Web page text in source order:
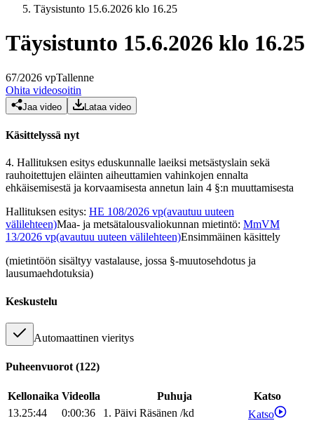
Täysistunto 15.6.2026 klo 16.25
Täysistunto 15.6.2026 klo 16.25
67/2026 vpTallenne
Ohita videosoitin
Jaa video Lataa video
Käsittelyssä nyt
4. Hallituksen esitys eduskunnalle laeiksi metsästyslain sekä
rauhoitettujen eläinten aiheuttamien vahinkojen ennalta
ehkäisemisestä ja korvaamisesta annetun lain 4 §:n muuttamisesta
Hallituksen esitys: HE 108/2026 vp(avautuu uuteen
välilehteen)Maa- ja metsätalousvaliokunnan mietintö: MmVM
13/2026 vp(avautuu uuteen välilehteen)Ensimmäinen käsittely
(mietintöön sisältyy vastalause, jossa §-muutosehdotus ja
lausumaehdotuksia)
Keskustelu
Automaattinen vieritys
Puheenvuorot (122)
Kellonaika Videolla Puhuja
Katso
13.25:44
0:00:36 1. Päivi Räsänen /kd
Katso